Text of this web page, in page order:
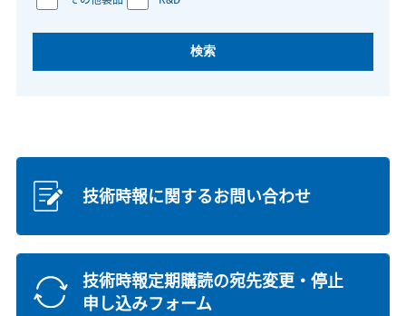
技術時報に関するお問い合わせ
技術時報定期購読の宛先変更・停止
申し込みフォーム